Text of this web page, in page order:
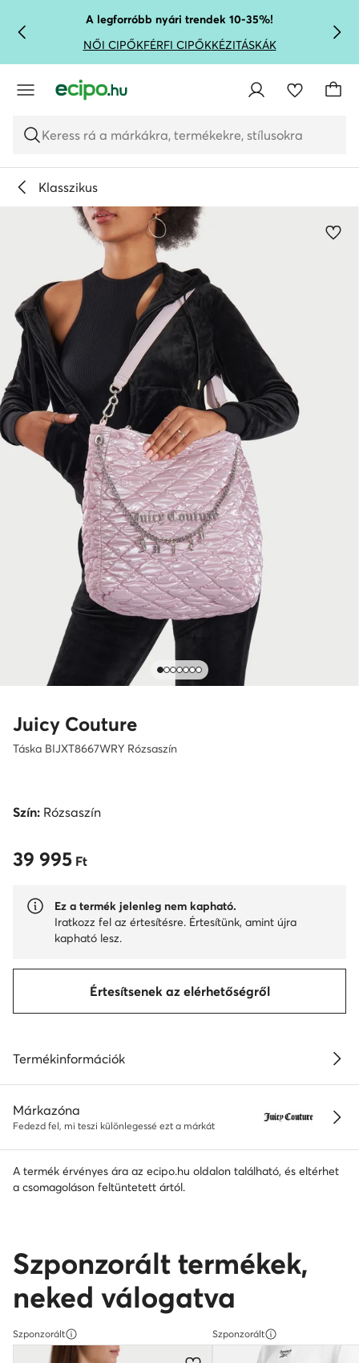
UGRÁS A FŐ TARTALOMRA
UGRÁS A KERESÉSHEZA legforróbb nyári trendek 10-35%!
NŐI CIPŐKFÉRFI CIPŐKKÉZITÁSKÁK
Keress rá a márkákra, termékekre, stílusokra
Klasszikus
Juicy Couture
Táska BIJXT8667WRY Rózsaszín
Szín: Rózsaszín
39 995 Ft
39 995 Ft
Ez a termék jelenleg nem kapható.
Iratkozz fel az értesítésre. Értesítünk, amint újra
kapható lesz.
Értesítsenek az elérhetőségről
Termékinformációk
Márkazóna
Fedezd fel, mi teszi különlegessé ezt a márkát
A termék érvényes ára az ecipo.hu oldalon található, és eltérhet
a csomagoláson feltüntetett ártól.
Szponzorált termékek,
neked válogatva
Szponzorált Szponzorált